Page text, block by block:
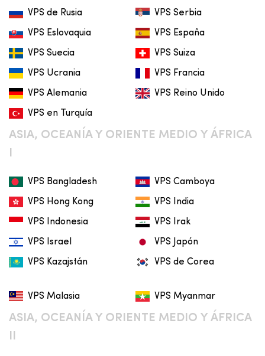
VPS de Rusia VPS Serbia
VPS Eslovaquia VPS España
VPS Suecia VPS Suiza
VPS Ucrania VPS Francia
VPS Alemania VPS Reino Unido
VPS en Turquía
ASIA, OCEANÍA Y ORIENTE MEDIO Y ÁFRICA
I
VPS Bangladesh VPS Camboya
VPS Hong Kong VPS India
VPS Indonesia VPS Irak
VPS Israel VPS Japón
VPS Kazajstán VPS de Corea
VPS Malasia VPS Myanmar
ASIA, OCEANÍA Y ORIENTE MEDIO Y ÁFRICA
II